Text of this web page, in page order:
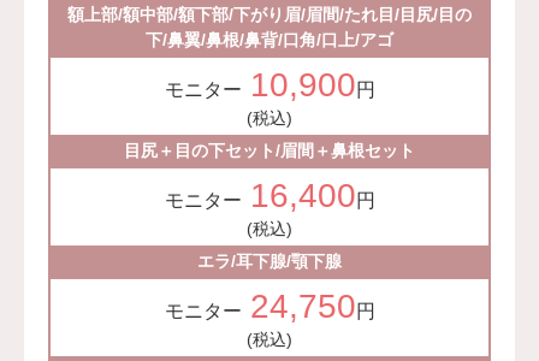
額上部/額中部/額下部/下がり眉/眉間/たれ目/目尻/目の
下/鼻翼/鼻根/鼻背/口角/口上/アゴ
モニター 10,900円
(税込)
目尻＋目の下セット/眉間＋鼻根セット
モニター 16,400円
(税込)
エラ/耳下腺/顎下腺
モニター 24,750円
(税込)